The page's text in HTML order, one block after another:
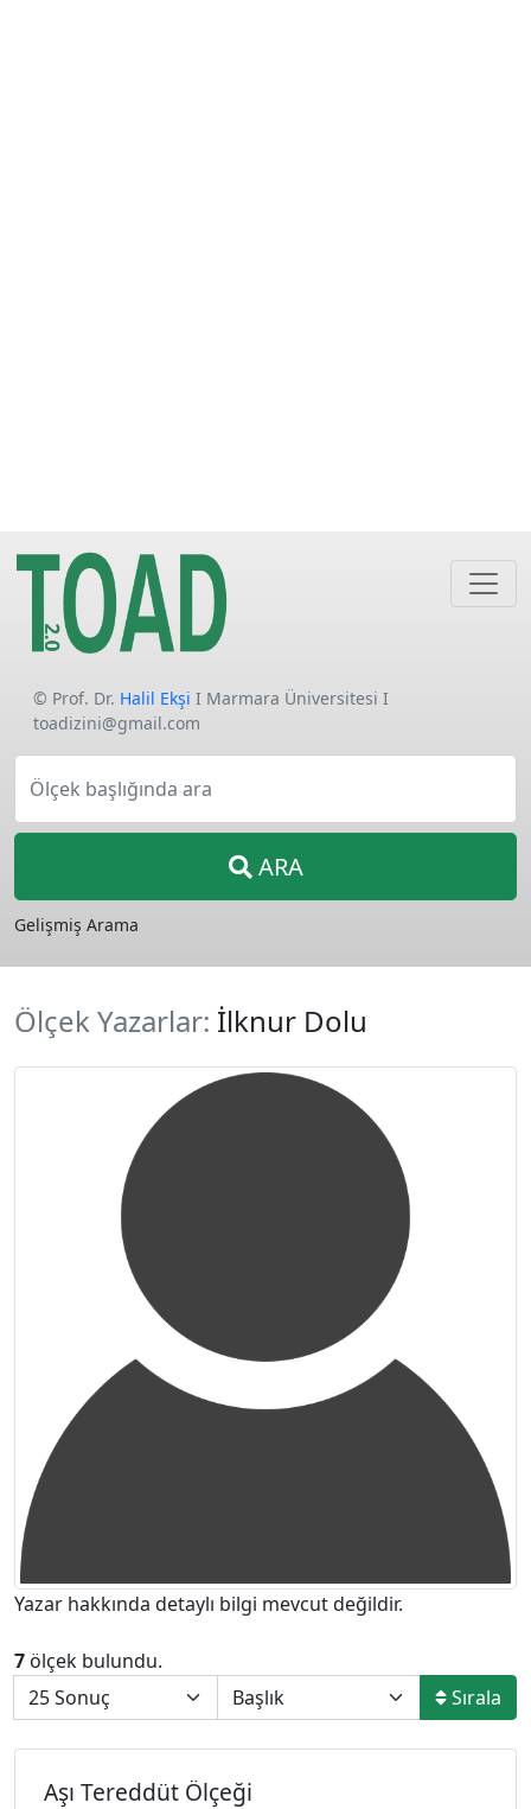
© Prof. Dr. Halil Ekşi I Marmara Üniversitesi I
toadizini@gmail.com
Ölçek başlığında ara
ARA
Gelişmiş Arama
Ölçek Yazarlar: İlknur Dolu
Yazar hakkında detaylı bilgi mevcut değildir.
7 ölçek bulundu.
Sırala
Aşı Tereddüt Ölçeği